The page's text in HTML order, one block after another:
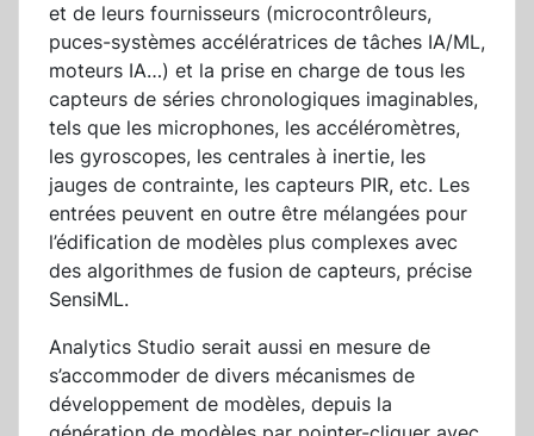
et de leurs fournisseurs (microcontrôleurs,
puces-systèmes accélératrices de tâches IA/ML,
moteurs IA…) et la prise en charge de tous les
capteurs de séries chronologiques imaginables,
tels que les microphones, les accéléromètres,
les gyroscopes, les centrales à inertie, les
jauges de contrainte, les capteurs PIR, etc. Les
entrées peuvent en outre être mélangées pour
l’édification de modèles plus complexes avec
des algorithmes de fusion de capteurs, précise
SensiML.
Analytics Studio serait aussi en mesure de
s’accommoder de divers mécanismes de
développement de modèles, depuis la